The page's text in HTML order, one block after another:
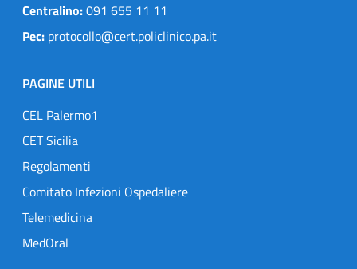
Centralino:091 655 11 11
Pec: protocollo@cert.policlinico.pa.it
PAGINE UTILI
CEL Palermo1
CET Sicilia
Regolamenti
Comitato Infezioni Ospedaliere
Telemedicina
MedOral